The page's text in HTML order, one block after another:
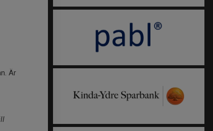
Är